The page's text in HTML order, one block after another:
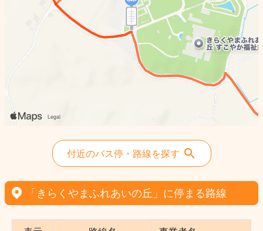
付近のバス停・路線を探す
「きらくやまふれあいの丘」に停まる路線